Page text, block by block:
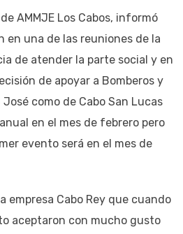
AMMJE Los Cabos, informó
en una de las reuniones de la
de atender la parte social y en
de apoyar a Bomberos y
como de Cabo San Lucas
en el mes de febrero pero
evento será en el mes de
empresa Cabo Rey que cuando
aceptaron con mucho gusto